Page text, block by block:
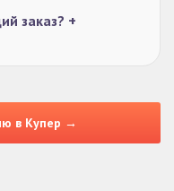
заказ? +
в Купер →